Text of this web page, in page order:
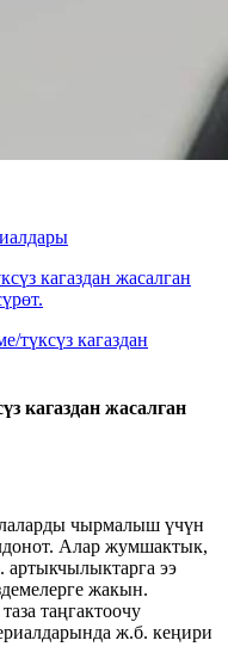
кагаздан жасалган
чырмалыш үчүн
Алар жумшактык,
ээ
жакын.
таңгактоочу
ж.б. кеңири